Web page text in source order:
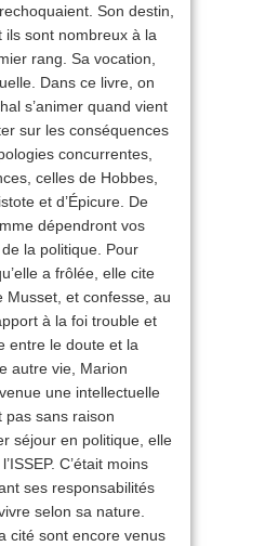
Son destin,
ils sont nombreux à la
rang. Sa vocation,
Dans ce livre, on
s’animer quand vient
sur les conséquences
concurrentes,
celles de Hobbes,
et d’Épicure. De
dépendront vos
la politique. Pour
a frôlée, elle cite
Musset, et confesse, au
à la foi trouble et
entre le doute et la
autre vie, Marion
une intellectuelle
pas sans raison
séjour en politique, elle
C’était moins
ses responsabilités
selon sa nature.
cité sont encore venus